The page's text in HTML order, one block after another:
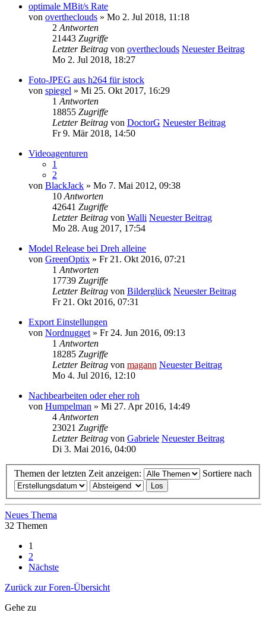
optimale MBit/s Rate
von overtheclouds » Mo 2. Jul 2018, 11:18
2 Antworten
21443 Zugriffe
Letzter Beitrag von overtheclouds Neuester Beitrag
Mo 2. Jul 2018, 18:27
Foto-JPEG aus h264 für istock
von spiegel » Mi 25. Okt 2017, 16:29
1 Antworten
18855 Zugriffe
Letzter Beitrag von DoctorG Neuester Beitrag
Fr 9. Mär 2018, 14:50
Videoagenturen
1
2
von BlackJack » Mo 7. Mai 2012, 09:38
10 Antworten
42641 Zugriffe
Letzter Beitrag von Walli Neuester Beitrag
Mo 28. Aug 2017, 17:54
Model Release bei Dreh alleine
von GreenOptix » Fr 21. Okt 2016, 07:21
1 Antworten
17739 Zugriffe
Letzter Beitrag von Bilderglück Neuester Beitrag
Fr 21. Okt 2016, 07:31
Export Einstellungen
von Nordnugget » Fr 24. Jun 2016, 09:13
1 Antworten
18285 Zugriffe
Letzter Beitrag von magann Neuester Beitrag
Mo 4. Jul 2016, 12:10
Nachbearbeiten oder eher roh
von Humpelman » Mi 27. Apr 2016, 14:49
4 Antworten
23021 Zugriffe
Letzter Beitrag von Gabriele Neuester Beitrag
Di 3. Mai 2016, 04:00
Themen der letzten Zeit anzeigen: Sortiere nach
Neues Thema
32 Themen
1
2
Nächste
Zurück zur Foren-Übersicht
Gehe zu